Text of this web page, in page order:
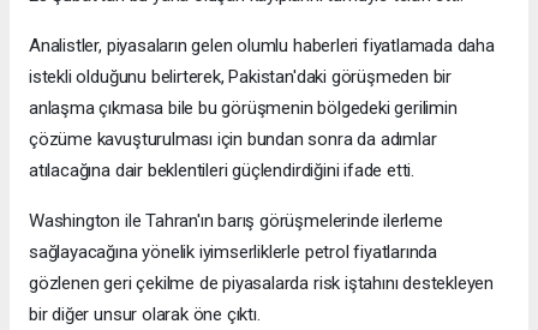
Analistler, piyasaların gelen olumlu haberleri fiyatlamada daha
istekli olduğunu belirterek, Pakistan'daki görüşmeden bir
anlaşma çıkmasa bile bu görüşmenin bölgedeki gerilimin
çözüme kavuşturulması için bundan sonra da adımlar
atılacağına dair beklentileri güçlendirdiğini ifade etti.
Washington ile Tahran'ın barış görüşmelerinde ilerleme
sağlayacağına yönelik iyimserliklerle petrol fiyatlarında
gözlenen geri çekilme de piyasalarda risk iştahını destekleyen
bir diğer unsur olarak öne çıktı.